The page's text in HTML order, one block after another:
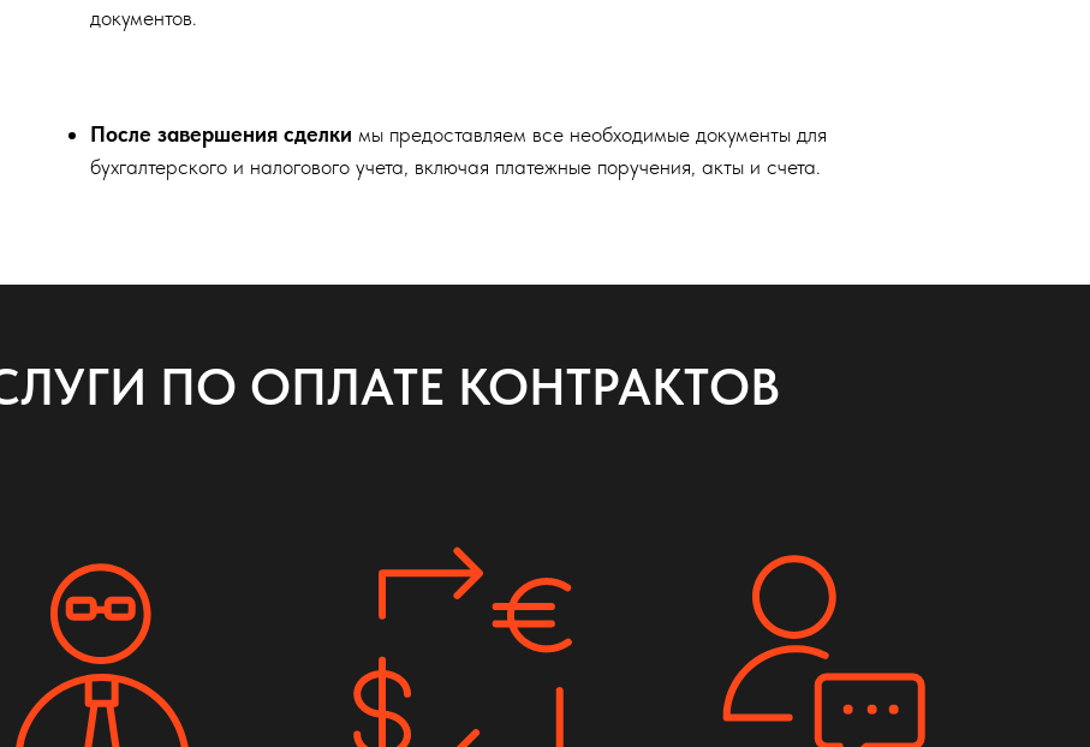
документов.
После завершения сделки мы предоставляем все необходимые документы для
бухгалтерского и налогового учета, включая платежные поручения, акты и счета.
ПО ОПЛАТЕ КОНТРАКТОВ